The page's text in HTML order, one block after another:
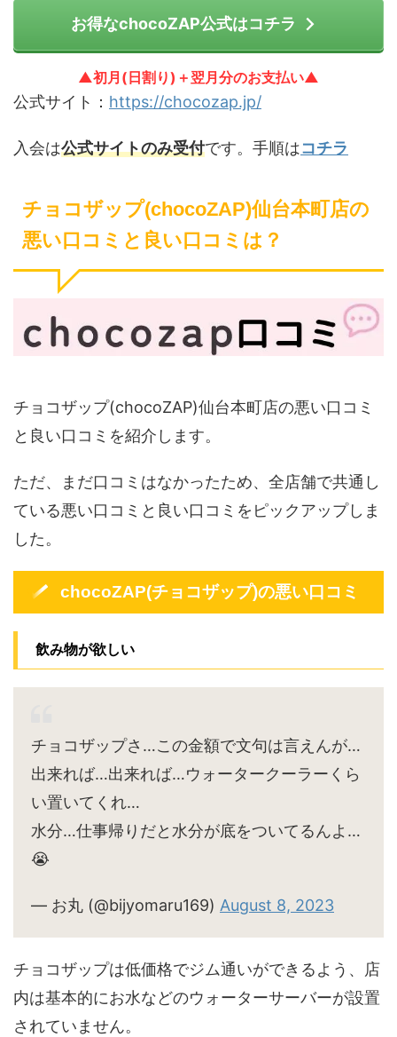
お得なchocoZAP公式はコチラ
▲初月(日割り)＋翌月分のお支払い▲
公式サイト： https://chocozap.jp/
入会は公式サイトのみ受付です。手順はコチラ
チョコザップ(chocoZAP)仙台本町店の
悪い口コミと良い口コミは？
チョコザップ(chocoZAP)仙台本町店の悪い口コミ
と良い口コミを紹介します。
ただ、まだ口コミはなかったため、全店舗で共通し
ている悪い口コミと良い口コミをピックアップしま
した。
chocoZAP(チョコザップ)の悪い口コミ
飲み物が欲しい
チョコザップさ…この金額で文句は言えんが…
出来れば…出来れば…ウォータークーラーくら
い置いてくれ…
水分…仕事帰りだと水分が底をついてるんよ…
😭
— お丸 (@bijyomaru169) August 8, 2023
チョコザップは低価格でジム通いができるよう、店
内は基本的にお水などのウォーターサーバーが設置
されていません。